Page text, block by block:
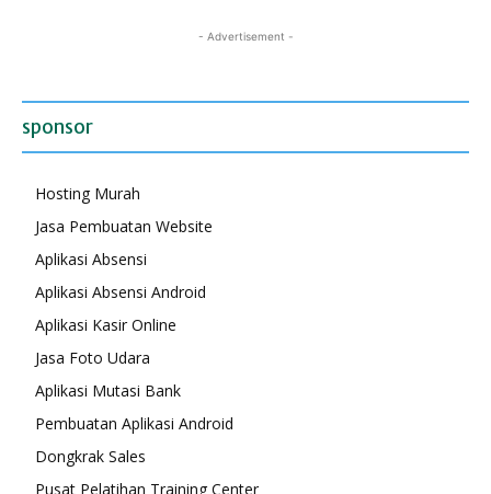
- Advertisement -
sponsor
Hosting Murah
Jasa Pembuatan Website
Aplikasi Absensi
Aplikasi Absensi Android
Aplikasi Kasir Online
Jasa Foto Udara
Aplikasi Mutasi Bank
Pembuatan Aplikasi Android
Dongkrak Sales
Pusat Pelatihan Training Center